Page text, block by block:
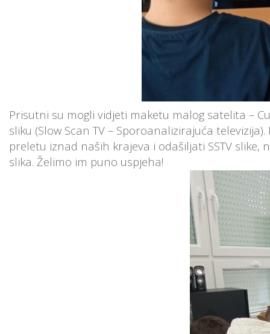
Prisutni su mogli vidjeti maketu malog satelita –
sliku (Slow Scan TV – Sporoanalizirajuća
preletu iznad naših krajeva i odašiljati SSTV
slika. Želimo im puno uspjeha!